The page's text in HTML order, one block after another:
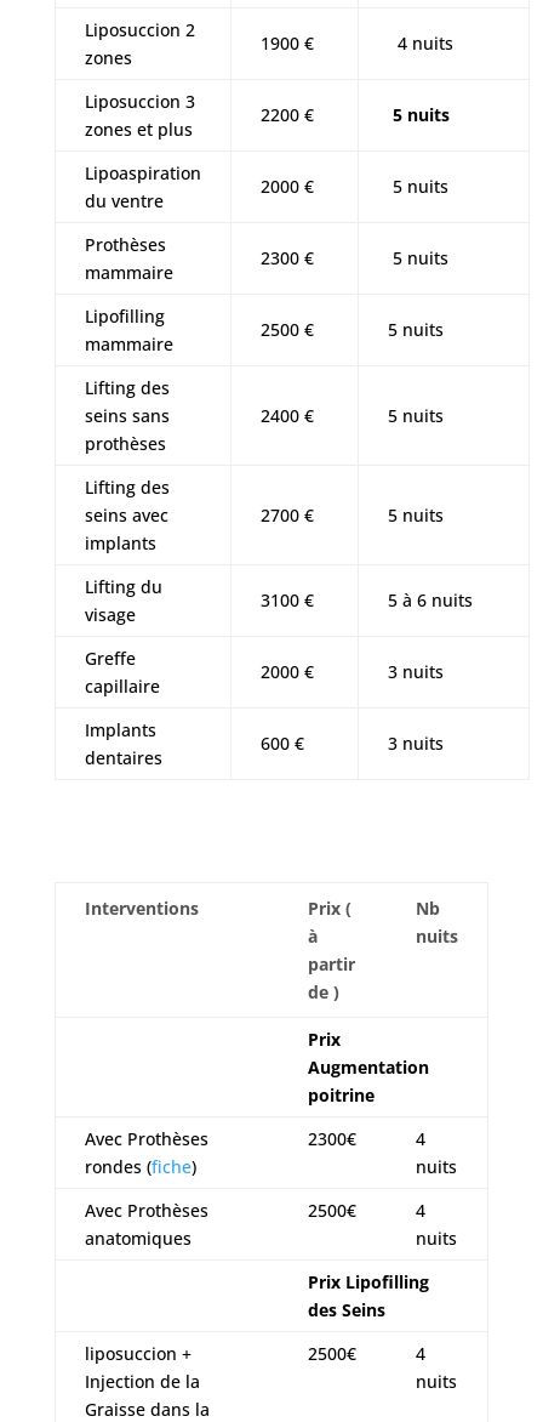
Liposuccion 2
zones
1900 € 4 nuits
Liposuccion 3
zones et plus
2200 € 5 nuits
Lipoaspiration
du ventre
2000 € 5 nuits
Prothèses
mammaire
2300 € 5 nuits
Lipofilling
mammaire
2500 € 5 nuits
Lifting des
seins sans
prothèses
2400 € 5 nuits
Lifting des
seins avec
implants
2700 € 5 nuits
Lifting du
visage
3100 € 5 à 6 nuits
Greffe
capillaire
2000 € 3 nuits
Implants
dentaires
600 € 3 nuits
Interventions
Prix (
à
partir
de )
Nb
nuits
Prix
Augmentation
poitrine
Avec Prothèses
rondes (fiche)
2300€
4
nuits
Avec Prothèses
anatomiques
2500€
4
nuits
Prix Lipofilling
des Seins
liposuccion +
Injection de la
Graisse dans la
2500€
4
nuits